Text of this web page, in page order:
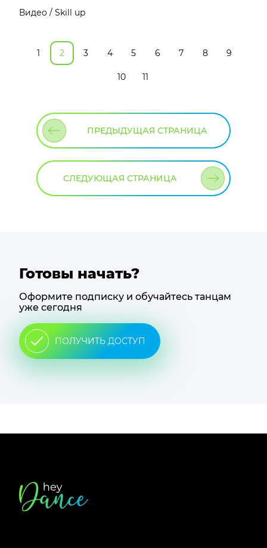
Видео / Skill up
ПРЕДЫДУЩАЯ СТРАНИЦА
1 2 3 4 5 6 7 8 9
10 11
СЛЕДУЮЩАЯ СТРАНИЦА
Готовы начать?
Оформите подписку и обучайтесь танцам
уже сегодня
ПОЛУЧИТЬ ДОСТУП
Футер
сайта